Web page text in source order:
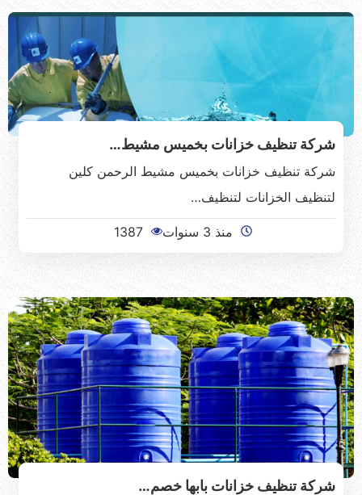
شركة تنظيف خزانات بخميس مشيط…
شركة تنظيف خزانات بخميس مشيط الرحمن كلين
لتنظيف الخزانات لتنظيف…
منذ 3 سنوات 1387
شركة تنظيف خزانات بابها خصم…